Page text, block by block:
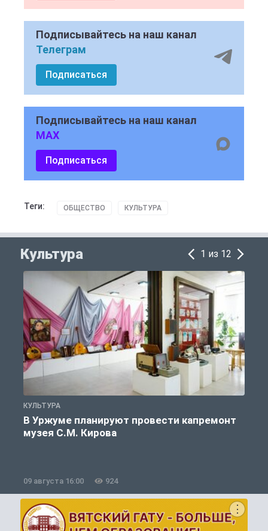
Подписывайтесь на наш канал
Телеграм
Подписаться
Подписывайтесь на наш канал
MAX
Подписаться
Теги: ОБЩЕСТВО КУЛЬТУРА
Культура 1 из 12
КУЛЬТУРА
В Уржуме планируют провести капремонт
музея С.М. Кирова
09 августа 16:00 924